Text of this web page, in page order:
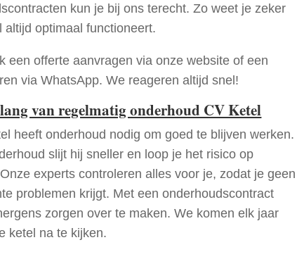
kun je bij ons terecht. Zo weet je zeker
altijd optimaal functioneert.
een offerte aanvragen via onze website of een
via WhatsApp. We reageren altijd snel!
van regelmatig onderhoud CV Ketel
heeft onderhoud nodig om goed te blijven werken.
slijt hij sneller en loop je het risico op
experts controleren alles voor je, zodat je geen
problemen krijgt. Met een onderhoudscontract
zorgen over te maken. We komen elk jaar
ketel na te kijken.